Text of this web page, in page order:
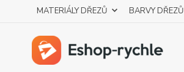
MATERIÁLY DŘEZŮ BARVY DŘEZŮ